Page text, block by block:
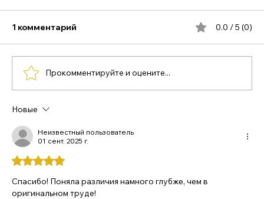
Степень Сознания – Индивидуал
1 комментарий 0.0 / 5 (0)
Прокомментируйте и оцените...
Новые
Неизвестный пользователь
01 сент. 2025 г.
Оценка: 5 из 5 звезд.
Спасибо! Поняла различия намного глубже, чем в
оригинальном труде!